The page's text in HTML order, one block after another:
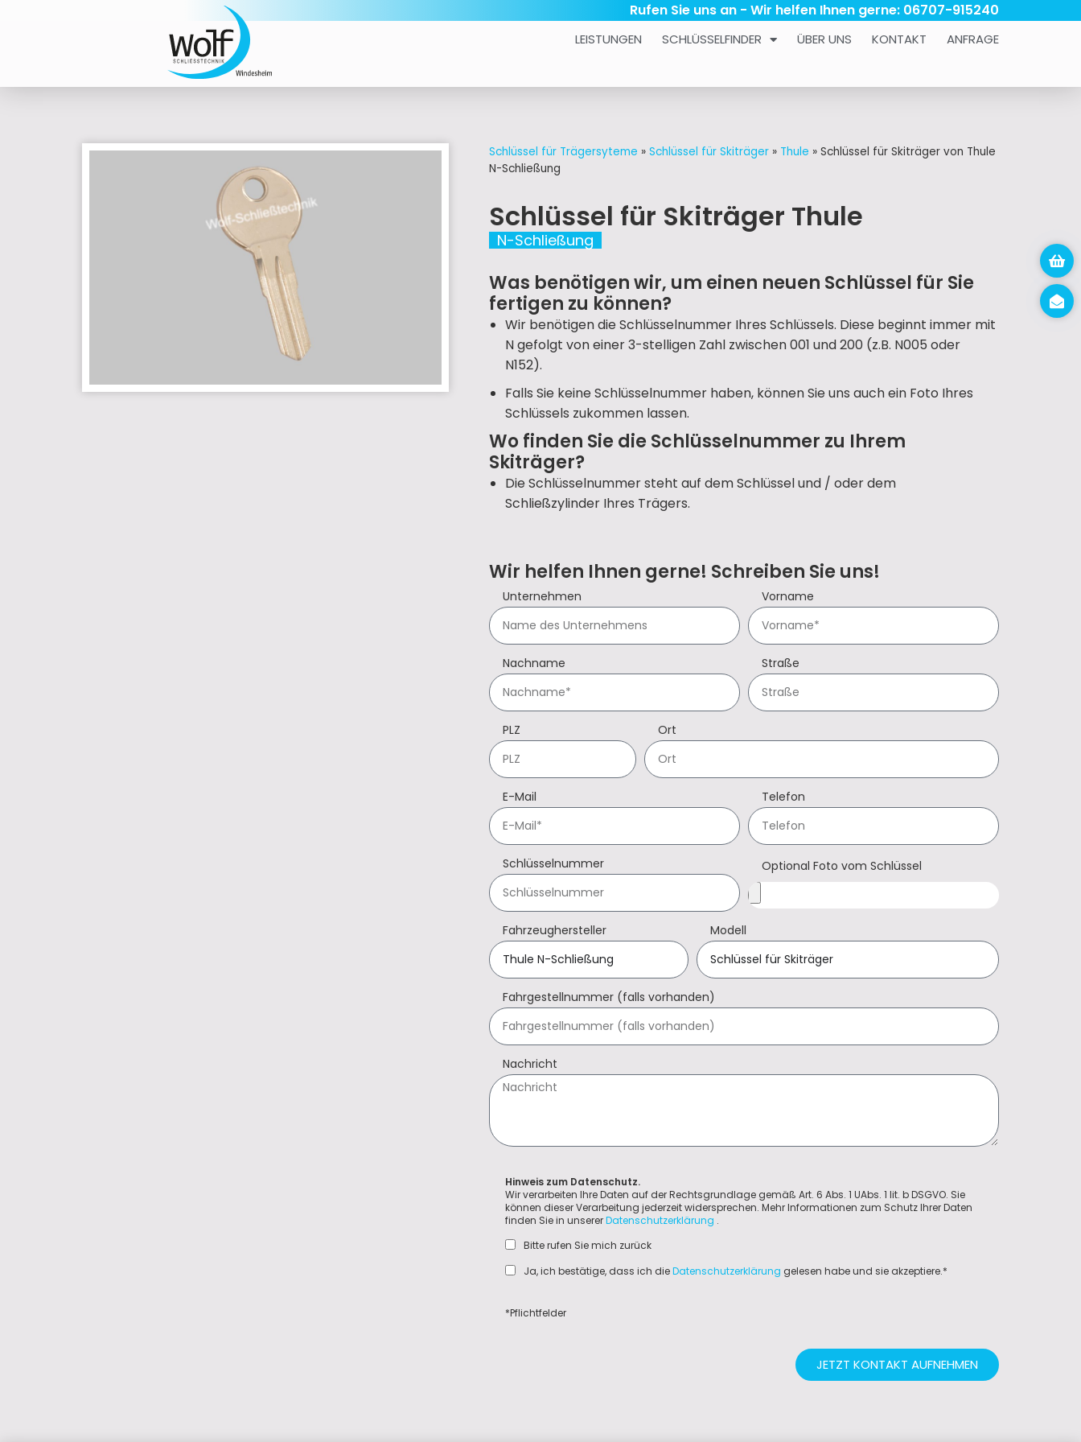
Rufen Sie uns an - Wir helfen Ihnen gerne: 06707-915240
LEISTUNGEN SCHLÜSSELFINDER ÜBER UNS KONTAKT ANFRAGE
Schlüssel für Trägersyteme » Schlüssel für Skiträger » Thule » Schlüssel für Skiträger von Thule
N-Schließung
Schlüssel für Skiträger Thule
N-Schließung
Was benötigen wir, um einen neuen Schlüssel für Sie
fertigen zu können?
Wir benötigen die Schlüsselnummer Ihres Schlüssels. Diese beginnt immer mit
N gefolgt von einer 3-stelligen Zahl zwischen 001 und 200 (z.B. N005 oder
N152).
Falls Sie keine Schlüsselnummer haben, können Sie uns auch ein Foto Ihres
Schlüssels zukommen lassen.
Wo finden Sie die Schlüsselnummer zu Ihrem
Skiträger?
Die Schlüsselnummer steht auf dem Schlüssel und / oder dem
Schließzylinder Ihres Trägers.
Wir helfen Ihnen gerne! Schreiben Sie uns!
Unternehmen Vorname
Nachname Straße
PLZ Ort
E-Mail Telefon
Schlüsselnummer Optional Foto vom Schlüssel
Fahrzeughersteller Modell
Fahrgestellnummer (falls vorhanden)
Nachricht
Hinweis zum Datenschutz.
Wir verarbeiten Ihre Daten auf der Rechtsgrundlage gemäß Art. 6 Abs. 1 UAbs. 1 lit. b DSGVO. Sie
können dieser Verarbeitung jederzeit widersprechen. Mehr Informationen zum Schutz Ihrer Daten
finden Sie in unsererDatenschutzerklärung .
Bitte rufen Sie mich zurück
Ja, ich bestätige, dass ich dieDatenschutzerklärung gelesen habe und sie akzeptiere.*
*Pflichtfelder
JETZT KONTAKT AUFNEHMEN